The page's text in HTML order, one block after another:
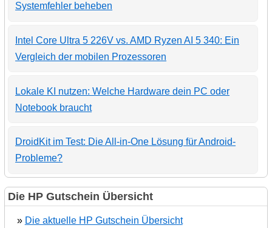
Systemfehler beheben
Intel Core Ultra 5 226V vs. AMD Ryzen AI 5 340: Ein
Vergleich der mobilen Prozessoren
Lokale KI nutzen: Welche Hardware dein PC oder
Notebook braucht
DroidKit im Test: Die All-in-One Lösung für Android-
Probleme?
Die HP Gutschein Übersicht
» Die aktuelle HP Gutschein Übersicht